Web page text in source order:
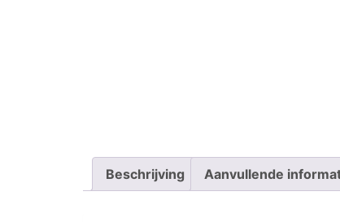
Beschrijving Aanvullende